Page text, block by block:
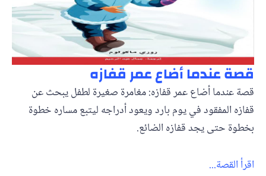
قصة عندما أضاع عمر قفازه
قصة عندما أضاع عمر قفازه: مغامرة صغيرة لطفل يبحث عن
قفازه المفقود في يوم بارد ويعود أدراجه ليتبع مساره خطوة
بخطوة حتى يجد قفازه الضائع.
اقرأ القصة...